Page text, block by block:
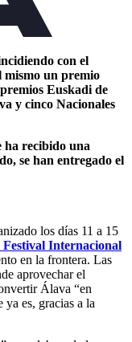
con el
mismo un premio
Euskadi de
y cinco Nacionales
ha recibido una
se han entregado el
los días 11 a 15
Festival Internacional
en la frontera. Las
aprovechar el
Álava “en
es, gracias a la